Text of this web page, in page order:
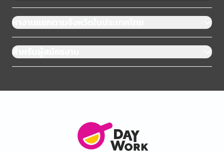
หางานแยกตามจังหวัดในประเทศไทย
สำหรับผู้สมัครงาน